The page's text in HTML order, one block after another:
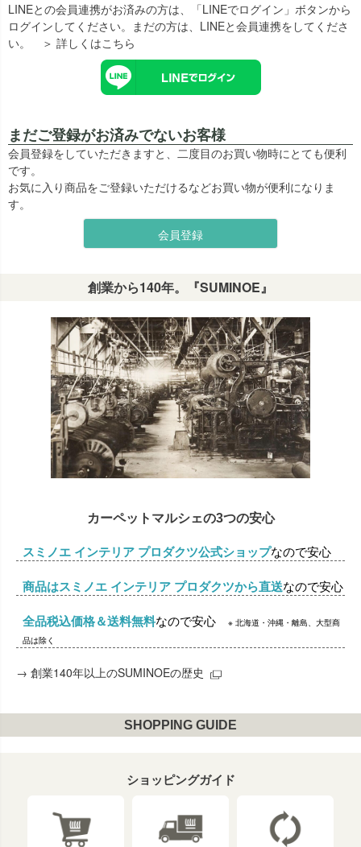
LINEとの会員連携がお済みの方は、「LINEでログイン」ボタンから
ログインしてください。まだの方は、 LINEと会員連携をしてくださ
い。
＞ 詳しくはこちら
まだご登録がお済みでないお客様
会員登録をしていただきますと、二度目のお買い物時にとても便利
です。
お気に入り商品をご登録いただけるなどお買い物が便利になりま
す。
会員登録
創業から140年。『SUMINOE』
カーペットマルシェの3つの安心
スミノエ インテリア プロダクツ公式ショップなので安心
商品はスミノエ インテリア プロダクツから直送なので安心
全品税込価格＆送料無料なので安心
※ 北海道・沖縄・離島、大型商
品は除く
→ 創業140年以上のSUMINOEの歴史
SHOPPING GUIDE
ショッピングガイド